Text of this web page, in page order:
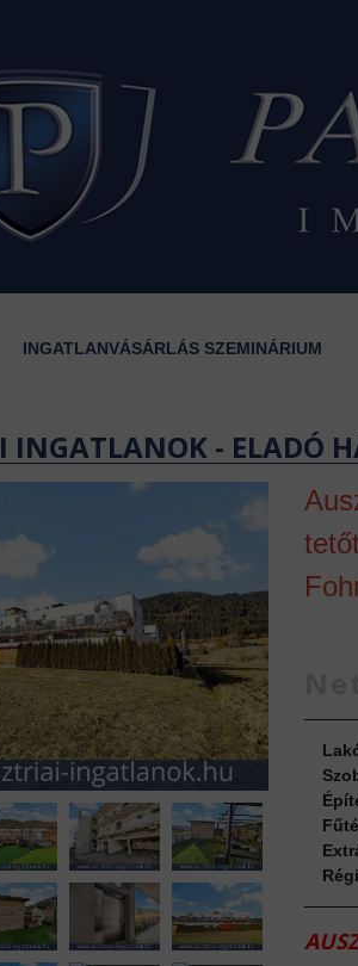
INGATLANVÁSÁRLÁS SZEMINÁRIUM
INGATLANOK - ELADÓ